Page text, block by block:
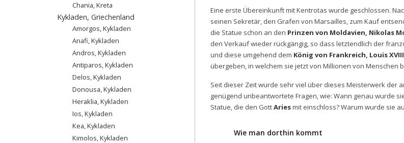
Chania, Kreta
Kykladen, Griechenland
Amorgos, Kykladen
Anafi, Kykladen
Andros, Kykladen
Antiparos, Kykladen
Delos, Kykladen
Donousa, Kykladen
Heraklia, Kykladen
Ios, Kykladen
Kea, Kykladen
Kimolos, Kykladen
Eine erste Übereinkunft mit Kentrotas wurde geschlossen.
seinen Sekretär, den Grafen von Marsailles, zum Kauf
die Statue schon an den Prinzen von Moldavien, Nikolas
den Verkauf wieder rückgängig, so dass letztendlich der
und diese umgehend dem König von Frankreich, Louis XVIII
übergeben, in welchem sie jetzt von Millionen von Menschen
Seit dieser Zeit wurde sehr viel über dieses Meisterwerk der
genügend unbeantwortete Fragen, wie: Wann genau wurde
Statue, die den GottAriesmit einschloss? Warum wurde sie
Wie man dorthin kommt